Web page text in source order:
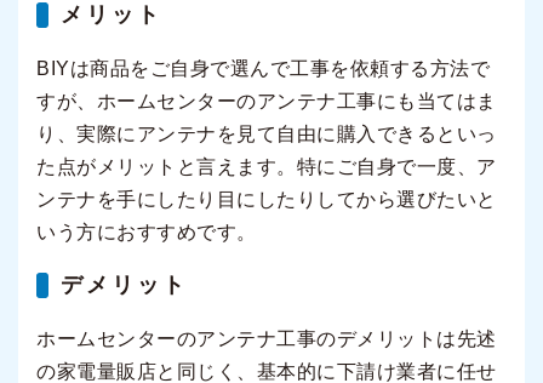
メリット
BIYは商品をご自身で選んで工事を依頼する方法で
すが、ホームセンターのアンテナ工事にも当てはま
り、実際にアンテナを見て自由に購入できるといっ
た点がメリットと言えます。特にご自身で一度、ア
ンテナを手にしたり目にしたりしてから選びたいと
いう方におすすめです。
デメリット
ホームセンターのアンテナ工事のデメリットは先述
の家電量販店と同じく、基本的に下請け業者に任せ